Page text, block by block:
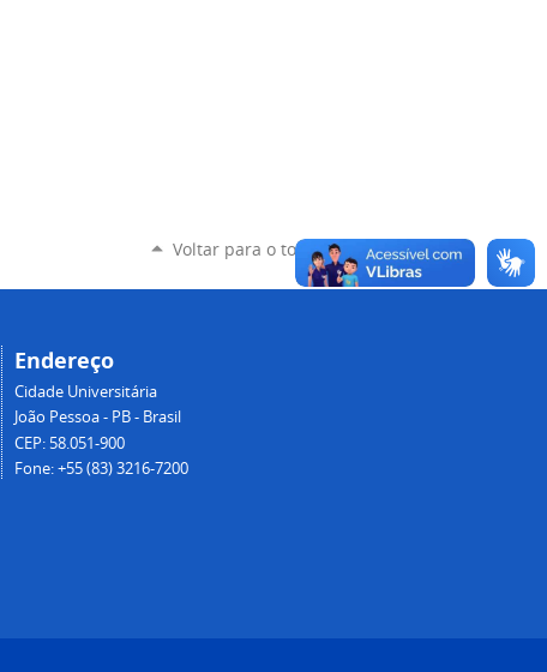
Voltar para o topo
Endereço
Cidade Universitária
João Pessoa - PB - Brasil
CEP: 58.051-900
Fone: +55 (83) 3216-7200